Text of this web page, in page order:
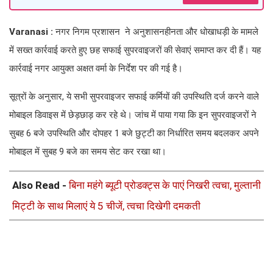
Varanasi : नगर निगम प्रशासन ने अनुशासनहीनता और धोखाधड़ी के मामले
में सख्त कार्रवाई करते हुए छह सफाई सुपरवाइजरों की सेवाएं समाप्त कर दी हैं। यह
कार्रवाई नगर आयुक्त अक्षत वर्मा के निर्देश पर की गई है।
सूत्रों के अनुसार, ये सभी सुपरवाइजर सफाई कर्मियों की उपस्थिति दर्ज करने वाले
मोबाइल डिवाइस में छेड़छाड़ कर रहे थे। जांच में पाया गया कि इन सुपरवाइजरों ने
सुबह 6 बजे उपस्थिति और दोपहर 1 बजे छुट्टी का निर्धारित समय बदलकर अपने
मोबाइल में सुबह 9 बजे का समय सेट कर रखा था।
Also Read -बिना महंगे ब्यूटी प्रोडक्ट्स के पाएं निखरी त्वचा, मुल्तानी
मिट्टी के साथ मिलाएं ये 5 चीजें, त्वचा दिखेगी दमकती